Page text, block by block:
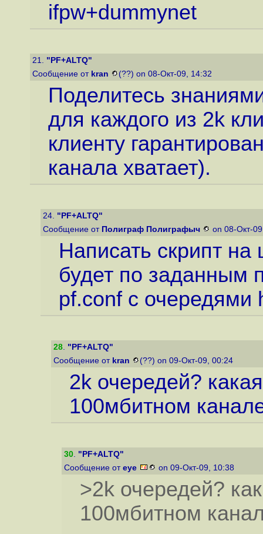
ifpw+dummynet
21. "PF+ALTQ"
Сообщение от kran (??) on 08-Окт-09, 14:32
Поделитесь
для каждого из 2k
клиенту
канала хватает).
24. "PF+ALTQ"
Сообщение от Полиграф Полиграфыч on 08-Окт-
Написать скрипт
будет по заданным
pf.conf с очередями
28. "PF+ALTQ"
Сообщение от kran (??) on 09-Окт-09, 00:24
2k очередей?
100мбитном
30. "PF+ALTQ"
Сообщение от eye on 09-Окт-09, 10:38
>2k очередей?
100мбитном